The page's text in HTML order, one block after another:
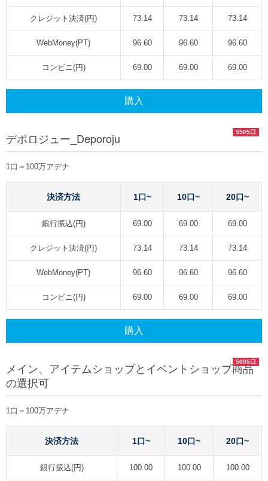
クレジット決済(円) 73.14 73.14 73.14
WebMoney(PT) 96.60 96.60 96.60
コンビニ(円) 69.00 69.00 69.00
購入
5505口
デポロジュー_Deporoju
1口＝100万アデナ
決済方法 1口~ 10口~ 20口~
銀行振込(円) 69.00 69.00 69.00
クレジット決済(円) 73.14 73.14 73.14
WebMoney(PT) 96.60 96.60 96.60
コンビニ(円) 69.00 69.00 69.00
購入
5005口
メイン、アイテムショップとイベントショップ商品
の選択可
1口＝100万アデナ
決済方法 1口~ 10口~ 20口~
銀行振込(円) 100.00 100.00 100.00